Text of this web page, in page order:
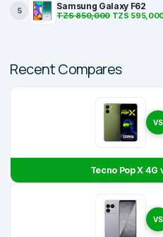
5 Samsung Galaxy F62
TZS 850,000TZS
Recent Compares
VS
Tecno Pop X 4G
VS